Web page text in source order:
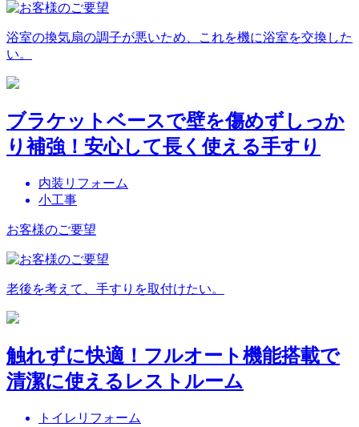
浴室の換気扇の調子が悪いため、これを機に浴室を交換した
い。
ブラケットベースで壁を傷めずしっか
り補強！安心して長く使える手すり
内装リフォーム
小工事
お客様のご要望
老後を考えて、手すりを取付けたい。
触れずに快適！フルオート機能搭載で
清潔に使えるレストルーム
トイレリフォーム